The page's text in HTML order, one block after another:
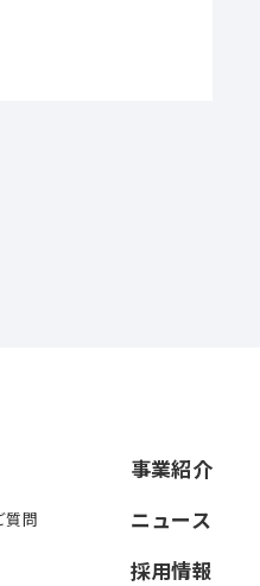
質問
事業紹介
ニュース
採用情報